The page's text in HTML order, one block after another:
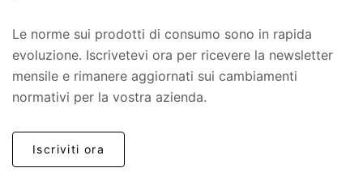
Le norme sui prodotti di consumo sono in rapida
evoluzione. Iscrivetevi ora per ricevere la newsletter
mensile e rimanere aggiornati sui cambiamenti
normativi per la vostra azienda.
Iscriviti ora